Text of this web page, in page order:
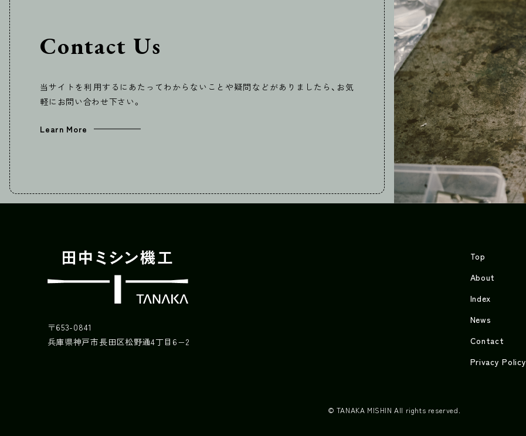
Contact Us
当サイトを利用するにあたってわからないことや疑問などがありましたら、お気
軽にお問い合わせ下さい。
Learn More
〒653-0841
兵庫県神戸市長田区松野通4丁目6−2
Top
About
Index
News
Contact
Privacy Policy
© TANAKA MISHIN All rights reserved.